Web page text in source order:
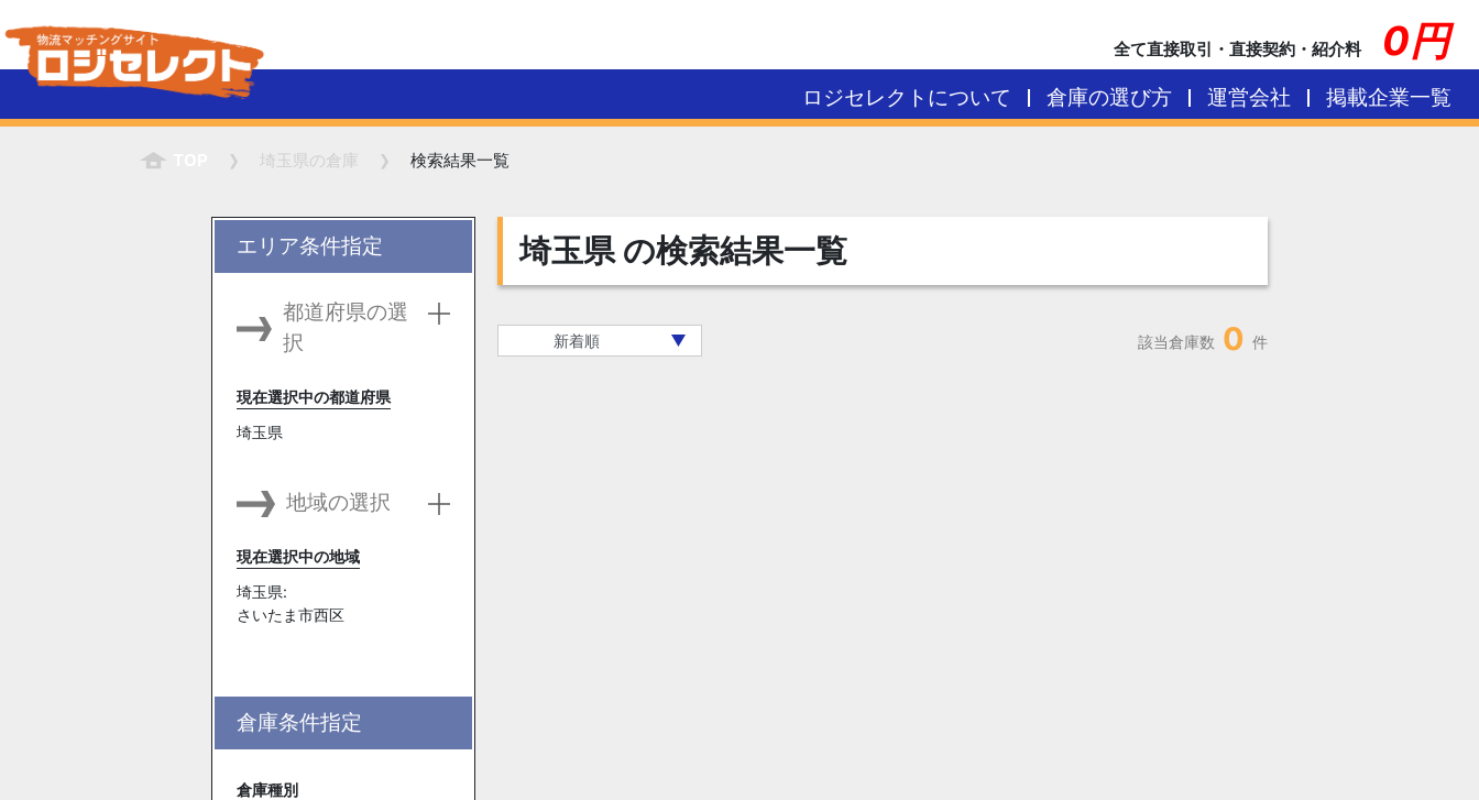
全て直接取引・直接契約・紹介料 0円
ロジセレクトについて 倉庫の選び方 運営会社 掲載企業一覧
埼玉県の倉庫 検索結果一覧
エリア条件指定
都道府県の選
択
現在選択中の都道府県
埼玉県
地域の選択
現在選択中の地域
埼玉県:
さいたま市西区
倉庫条件指定
倉庫種別
埼玉県 の検索結果一覧
該当倉庫数 0 件